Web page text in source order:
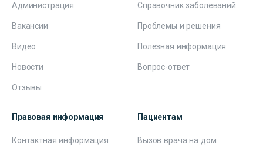
Администрация
Вакансии
Видео
Новости
Отзывы
Справочник заболеваний
Проблемы и решения
Полезная информация
Вопрос-ответ
Правовая информация
Контактная информация
Пациентам
Вызов врача на дом